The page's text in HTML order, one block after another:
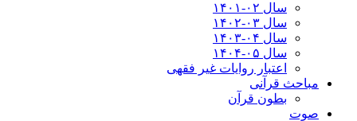
سال ۰۲-۱۴۰۱
سال ۰۳-۱۴۰۲
سال ۰۴-۱۴۰۳
سال ۰۵-۱۴۰۴
اعتبار روایات غیر فقهی
مباحث قرآنی
بطون قرآن
صوت